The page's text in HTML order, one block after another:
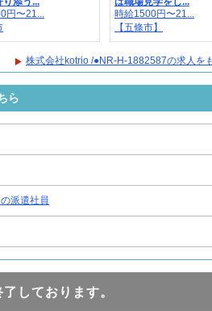
円〜21...
時給1500円〜21...
【五條市】
株式会社kotrio /●NR-H-1882587の求人を
ら
派遣社員
しております。